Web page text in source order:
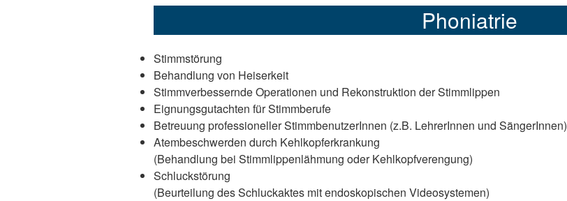
Phoniatrie
Stimmstörung
Behandlung von Heiserkeit
Stimmverbessernde Operationen und Rekonstruktion der Stimmlippen
Eignungsgutachten für Stimmberufe
Betreuung professioneller StimmbenutzerInnen (z.B. LehrerInnen und SängerInnen)
Atembeschwerden durch Kehlkopferkrankung
(Behandlung bei Stimmlippenlähmung oder Kehlkopfverengung)
Schluckstörung
(Beurteilung des Schluckaktes mit endoskopischen Videosystemen)